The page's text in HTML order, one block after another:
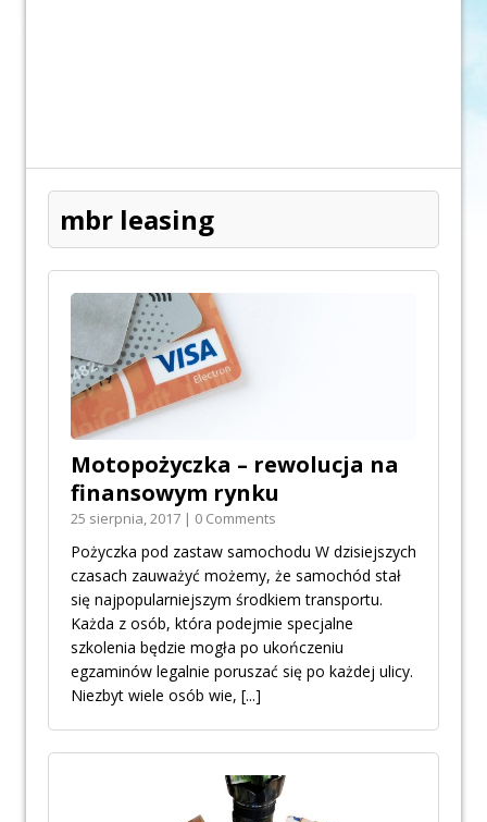
mbr leasing
Motopożyczka – rewolucja na
finansowym rynku
25 sierpnia, 2017 | 0 Comments
Pożyczka pod zastaw samochodu W dzisiejszych
czasach zauważyć możemy, że samochód stał
się najpopularniejszym środkiem transportu.
Każda z osób, która podejmie specjalne
szkolenia będzie mogła po ukończeniu
egzaminów legalnie poruszać się po każdej ulicy.
Niezbyt wiele osób wie, [...]